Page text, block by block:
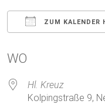
ZUM KALENDER
WO
Hl. Kreuz
Kolpingstraße 9,